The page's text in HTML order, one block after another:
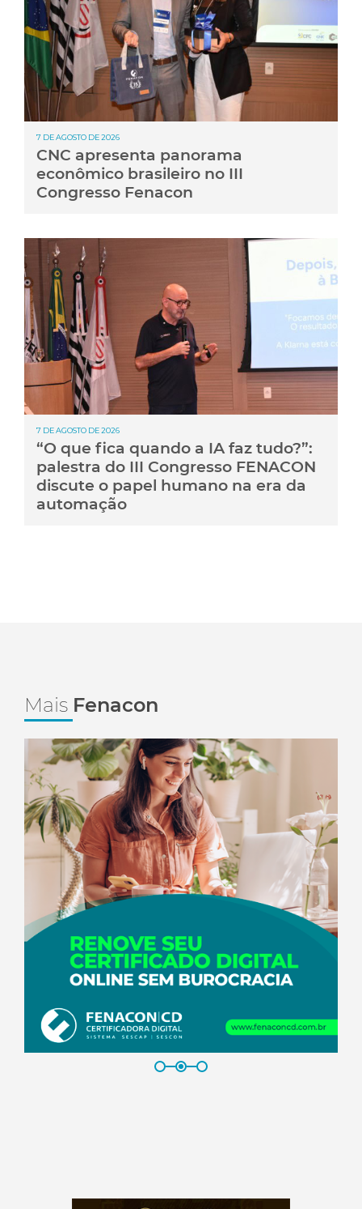
7 DE AGOSTO DE 2026
CNC apresenta panorama
econômico brasileiro no III
Congresso Fenacon
7 DE AGOSTO DE 2026
“O que fica quando a IA faz tudo?”:
palestra do III Congresso FENACON
discute o papel humano na era da
automação
Mais Fenacon